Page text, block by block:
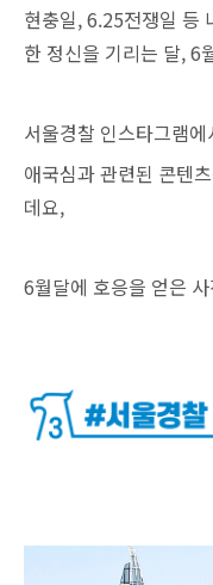
현충일, 6.25전쟁일 등
한 정신을 기리는 달, 6
서울경찰 인스타그램
애국심과 관련된 콘텐
데요,
6월달에 호응을 얻은